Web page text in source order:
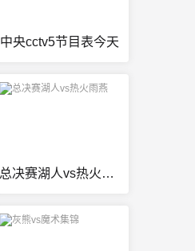
中央cctv5节目表今天
总决赛湖人vs热火雨燕